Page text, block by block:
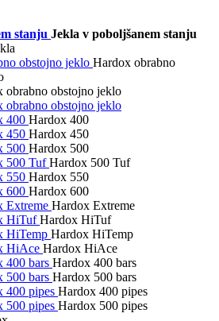
stanju Jekla v poboljšanem stanju
obstojno jeklo Hardox obrabno
obrabno obstojno jeklo
obrabno obstojno jeklo
400 Hardox 400
450 Hardox 450
500 Hardox 500
500 Tuf Hardox 500 Tuf
550 Hardox 550
600 Hardox 600
Extreme Hardox Extreme
HiTuf Hardox HiTuf
HiTemp Hardox HiTemp
HiAce Hardox HiAce
400 bars Hardox 400 bars
500 bars Hardox 500 bars
400 pipes Hardox 400 pipes
500 pipes Hardox 500 pipes